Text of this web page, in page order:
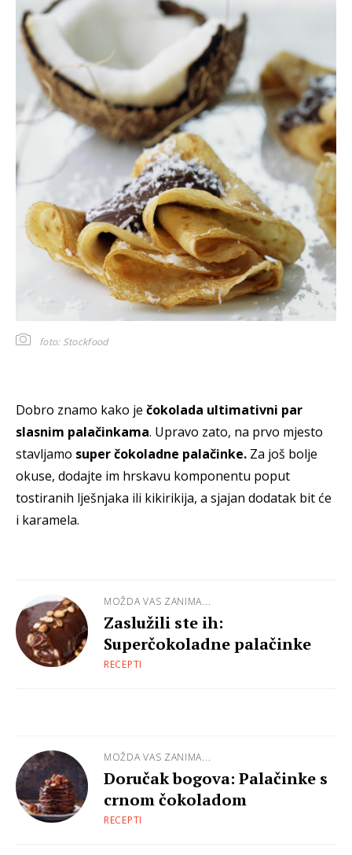
foto: Stockfood
Dobro znamo kako je čokolada ultimativni par
slasnim palačinkama. Upravo zato, na prvo mjesto
stavljamo super čokoladne palačinke. Za još bolje
okuse, dodajte im hrskavu komponentu poput
tostiranih lješnjaka ili kikirikija, a sjajan dodatak bit će
i karamela.
MOŽDA VAS ZANIMA...
Zaslužili ste ih:
Superčokoladne palačinke
RECEPTI
MOŽDA VAS ZANIMA...
Doručak bogova: Palačinke s
crnom čokoladom
RECEPTI